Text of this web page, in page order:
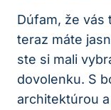
Dúfam, že vás
teraz máte
ste si mali
dovolenku. S
architektúrou